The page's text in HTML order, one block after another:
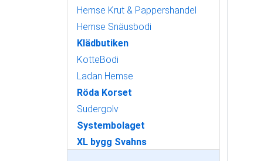
Hemse Krut & Pappershandel
Hemse Snäusbodi
Klädbutiken
KotteBodi
Ladan Hemse
Röda Korset
Sudergolv
Systembolaget
XL bygg Svahns